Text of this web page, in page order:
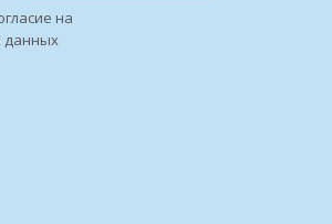
на
данных